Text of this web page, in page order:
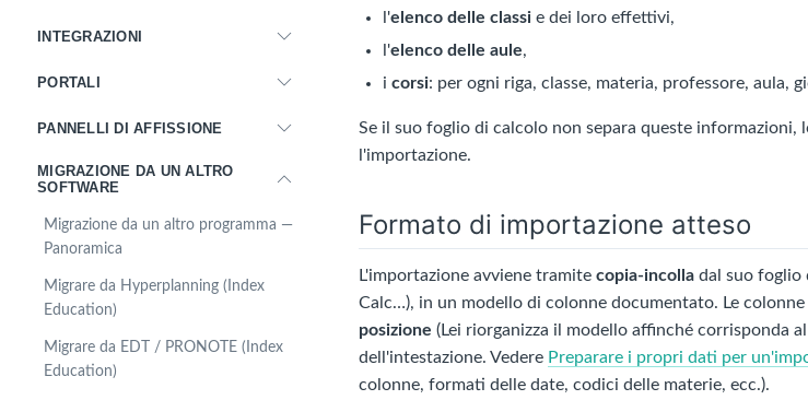
INTEGRAZIONI
PORTALI
PANNELLI DI AFFISSIONE
MIGRAZIONE DA UN ALTRO
SOFTWARE
Migrazione da un altro programma —
Panoramica
Migrare da Hyperplanning (Index
Education)
Migrare da EDT / PRONOTE (Index
Education)
l'elenco delle classi e dei loro effettivi,
l'elenco delle aule,
icorsi: per ogni riga, classe, materia, professore, aula,
Se il suo foglio di calcolo non separa queste
l'importazione.
Formato di importazione atteso
L'importazione avviene tramite copia-incolla dal suo foglio
Calc…), in un modello di colonne documentato. Le
posizione (Lei riorganizza il modello affinché corrisponda
dell'intestazione. Vedere Preparare i propri dati per
colonne, formati delle date, codici delle materie, ecc.).